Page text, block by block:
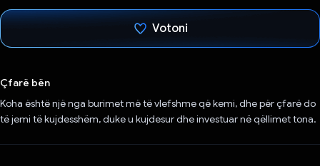
Votoni
Çfarë bën
Koha është një nga burimet më të vlefshme që kemi, dhe për çfarë do
të jemi të kujdesshëm, duke u kujdesur dhe investuar në qëllimet tona.